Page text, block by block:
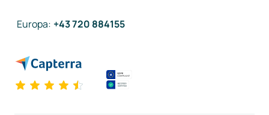
Europa: +43 720 884155